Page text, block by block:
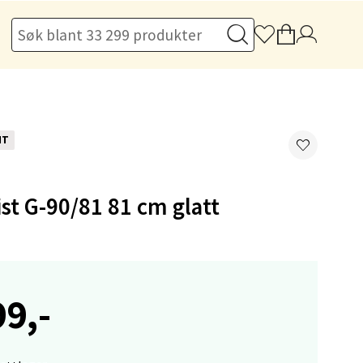
G-90/81 81 cm glatt